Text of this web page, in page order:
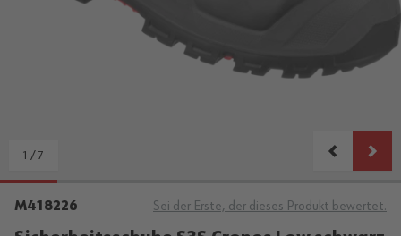
1 / 7
M418226 Sei der Erste, der dieses Produkt bewertet.